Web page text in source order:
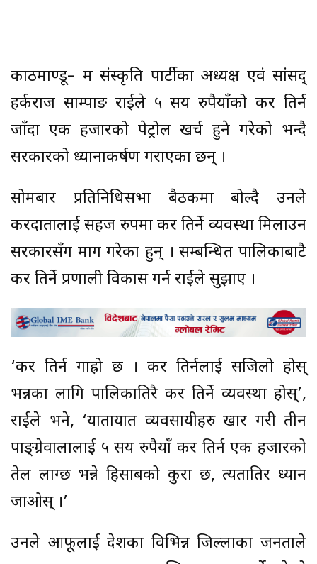
काठमाण्डू– श्रम संस्कृति पार्टीका अध्यक्ष एवं सांसद्
हर्कराज साम्पाङ राईले ५ सय रुपैयाँको कर तिर्न
जाँदा एक हजारको पेट्रोल खर्च हुने गरेको भन्दै
सरकारको ध्यानाकर्षण गराएका छन् ।
सोमबार प्रतिनिधिसभा बैठकमा बोल्दै उनले
करदातालाई सहज रुपमा कर तिर्ने व्यवस्था मिलाउन
सरकारसँग माग गरेका हुन् । सम्बन्धित पालिकाबाटै
कर तिर्ने प्रणाली विकास गर्न राईले सुझाए ।
‘कर तिर्न गाह्रो छ । कर तिर्नलाई सजिलो होस्
भन्नका लागि पालिकातिरै कर तिर्ने व्यवस्था होस्’,
राईले भने, ‘यातायात व्यवसायीहरु खार गरी तीन
पाङ्ग्रेवालालाई ५ सय रुपैयाँ कर तिर्न एक हजारको
तेल लाग्छ भन्ने हिसाबको कुरा छ, त्यतातिर ध्यान
जाओस् ।’
उनले आफूलाई देशका विभिन्न जिल्लाका जनताले